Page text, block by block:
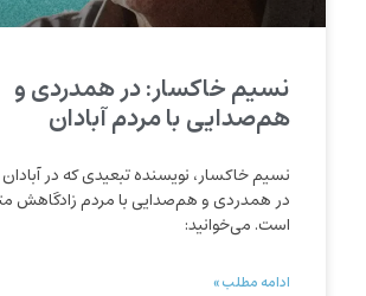
نسیم خاکسار: در همدردی و
هم‌صدایی با مردم آبادان
نسیم خاکسار، نویسنده تبعیدی که در
در همدردی و هم‌صدایی با مردم زادگاهش
است. می‌خوانید:
ادامه مطلب »